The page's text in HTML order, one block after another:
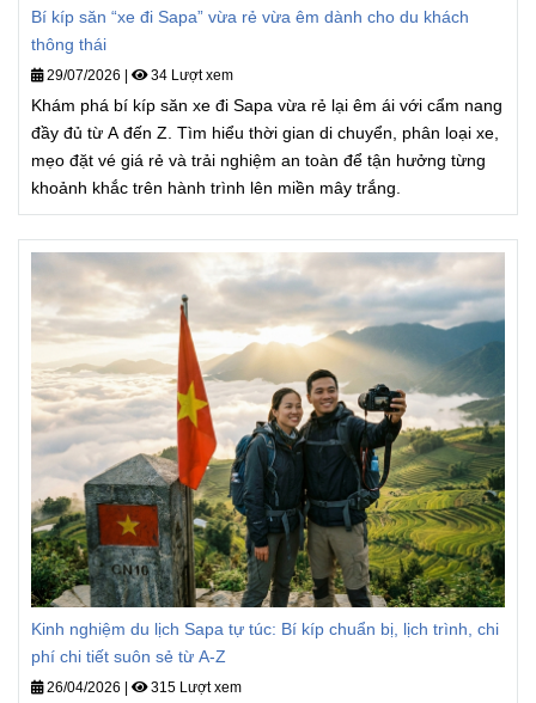
Bí kíp săn “xe đi Sapa” vừa rẻ vừa êm dành cho du khách
thông thái
29/07/2026 34 Lượt xem
Khám phá bí kíp săn xe đi Sapa vừa rẻ lại êm ái với cẩm nang
đầy đủ từ A đến Z. Tìm hiểu thời gian di chuyển, phân loại xe,
mẹo đặt vé giá rẻ và trải nghiệm an toàn để tận hưởng từng
khoảnh khắc trên hành trình lên miền mây trắng.
Kinh nghiệm du lịch Sapa tự túc: Bí kíp chuẩn bị, lịch trình, chi
phí chi tiết suôn sẻ từ A-Z
26/04/2026 315 Lượt xem